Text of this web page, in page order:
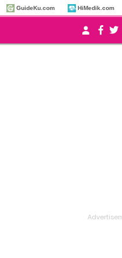
GuideKu.com HiMedik.com